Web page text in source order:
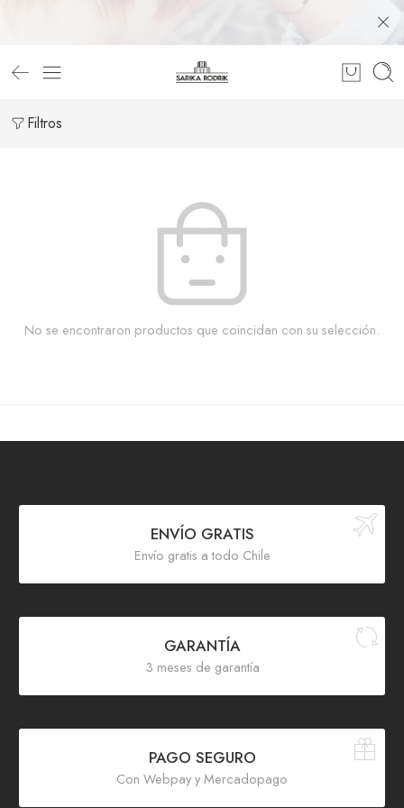
Filtros
No se encontraron productos que coincidan con su selección.
ENVÍO GRATIS
Envío gratis a todo Chile
GARANTÍA
3 meses de garantía
PAGO SEGURO
Con Webpay y Mercadopago